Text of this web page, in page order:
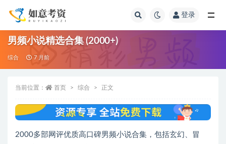
登录
男频小说精选合集 (2000+)
综合 7 月前
当前位置： 首页 综合 正文
2000多部网评优质高口碑男频小说合集，包括玄幻、冒